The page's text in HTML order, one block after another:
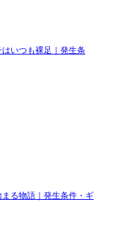
いつも裸足｜発生条
る物語｜発生条件・ギ